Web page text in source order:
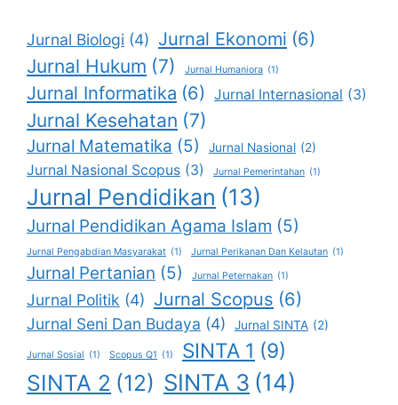
Jurnal Biologi (4) Jurnal Ekonomi (6)
Jurnal Hukum (7) Jurnal Humaniora (1)
Jurnal Informatika (6) Jurnal Internasional (3)
Jurnal Kesehatan (7)
Jurnal Matematika (5) Jurnal Nasional (2)
Jurnal Nasional Scopus (3) Jurnal Pemerintahan (1)
Jurnal Pendidikan (13)
Jurnal Pendidikan Agama Islam (5)
Jurnal Pengabdian Masyarakat (1) Jurnal Perikanan Dan Kelautan (1)
Jurnal Pertanian (5) Jurnal Peternakan (1)
Jurnal Politik (4) Jurnal Scopus (6)
Jurnal Seni Dan Budaya (4) Jurnal SINTA (2)
Jurnal Sosial (1) Scopus Q1 (1) SINTA 1 (9)
SINTA 2 (12) SINTA 3 (14)